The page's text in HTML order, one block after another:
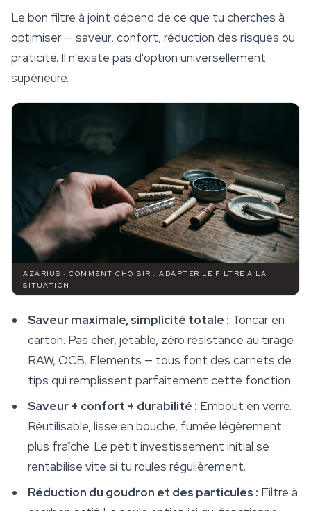
Le bon filtre à joint dépend de ce que tu cherches à
optimiser — saveur, confort, réduction des risques ou
praticité. Il n'existe pas d'option universellement
supérieure.
AZARIUS · COMMENT CHOISIR : ADAPTER LE FILTRE À LA
SITUATION
Saveur maximale, simplicité totale : Toncar en
carton. Pas cher, jetable, zéro résistance au tirage.
RAW, OCB, Elements — tous font des carnets de
tips qui remplissent parfaitement cette fonction.
Saveur + confort + durabilité : Embout en verre.
Réutilisable, lisse en bouche, fumée légèrement
plus fraîche. Le petit investissement initial se
rentabilise vite si tu roules régulièrement.
Réduction du goudron et des particules : Filtre à